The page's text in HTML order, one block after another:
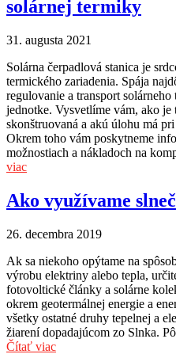
solárnej termiky
31. augusta 2021
Solárna čerpadlová stanica je
termického zariadenia. Spája
regulovanie a transport
jednotke. Vysvetlíme vám, ako
skonštruovaná a akú úlohu má
Okrem toho vám poskytneme
možnostiach a nákladoch na
viac
Ako využívame
26. decembra 2019
Ak sa niekoho opýtame na
výrobu elektriny alebo tepla,
fotovoltické články a solárne
okrem geotermálnej energie a
všetky ostatné druhy tepelnej a
žiarení dopadajúcom zo Slnka.
Čítať viac